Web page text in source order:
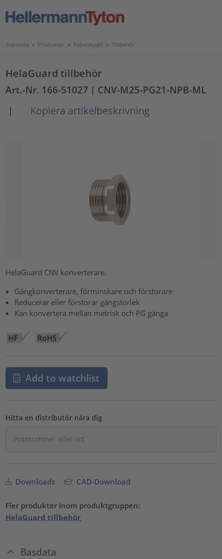
Startsida > Produkter > Kabelskydd > Tillbehör
HelaGuard tillbehör
Art.-Nr. 166-51027 | CNV-M25-PG21-NPB-ML
|
Kopiera artikelbeskrivning
HelaGuard CNV konverterare.
Gängkonverterare, förminskare och förstorare
Reducerar eller förstorar gängstorlek
Kan konvertera mellan metrisk och PG gänga
Add to watchlist
Hitta en distributör nära dig
Downloads CAD-Download
Fler produkter inom produktgruppen:
HelaGuard tillbehör
Basdata